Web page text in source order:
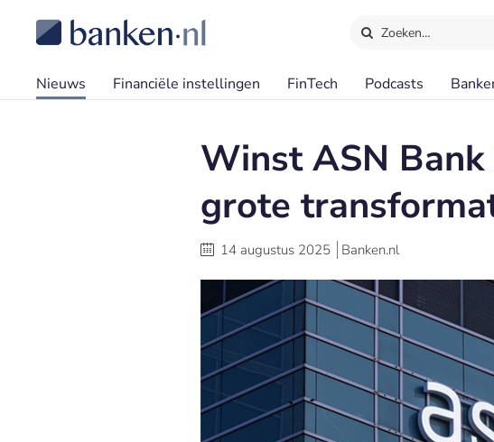
Zoeken…
Nieuws Financiële instellingen FinTech Podcasts
Winst ASN
grote
14 augustus 2025 Banken.nl